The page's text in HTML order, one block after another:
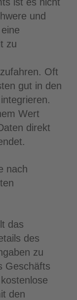
und
zu
Oft
gut in den
Wert
direkt
nach
das
des
zu
Geschäfts
den